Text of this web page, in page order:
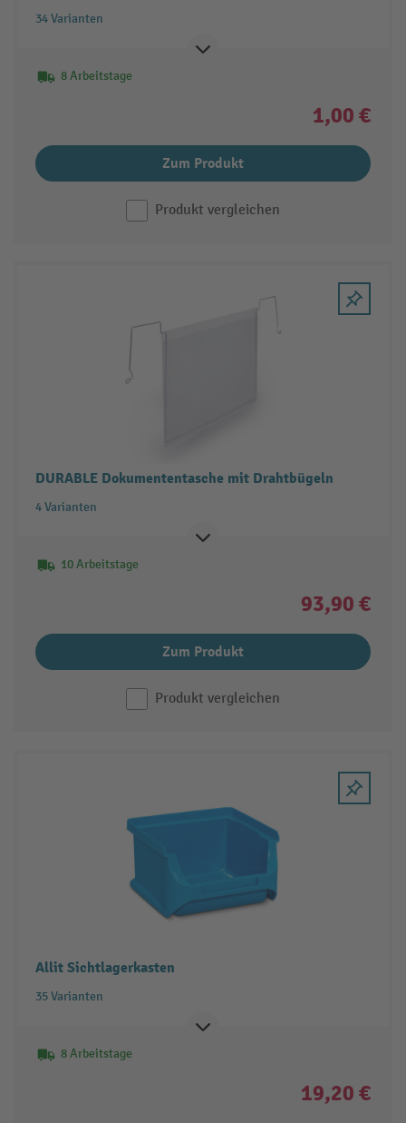
34 Varianten
8 Arbeitstage
1,00 €
Zum Produkt
Produkt vergleichen
DURABLE Dokumententasche mit Drahtbügeln
4 Varianten
10 Arbeitstage
93,90 €
Zum Produkt
Produkt vergleichen
Allit Sichtlagerkasten
35 Varianten
8 Arbeitstage
19,20 €